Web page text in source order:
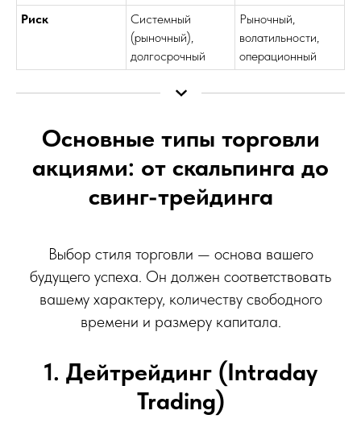
Риск
Системный
(рыночный),
долгосрочный
Рыночный,
волатильности,
операционный
Основные типы торговли
акциями: от скальпинга до
свинг-трейдинга
Выбор стиля торговли — основа вашего
будущего успеха. Он должен соответствовать
вашему характеру, количеству свободного
времени и размеру капитала.
1. Дейтрейдинг (Intraday
Trading)